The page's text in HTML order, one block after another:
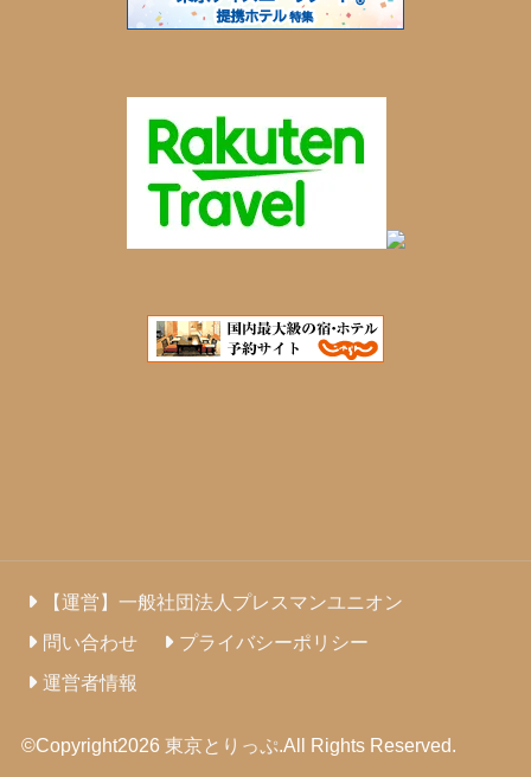
【運営】一般社団法人プレスマンユニオン
問い合わせ
プライバシーポリシー
運営者情報
©Copyright2026 東京とりっぷ.All Rights Reserved.